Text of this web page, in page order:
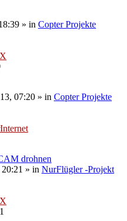
» in Copter Projekte
07:20 » in Copter Projekte
drohnen
» in NurFlügler -Projekt